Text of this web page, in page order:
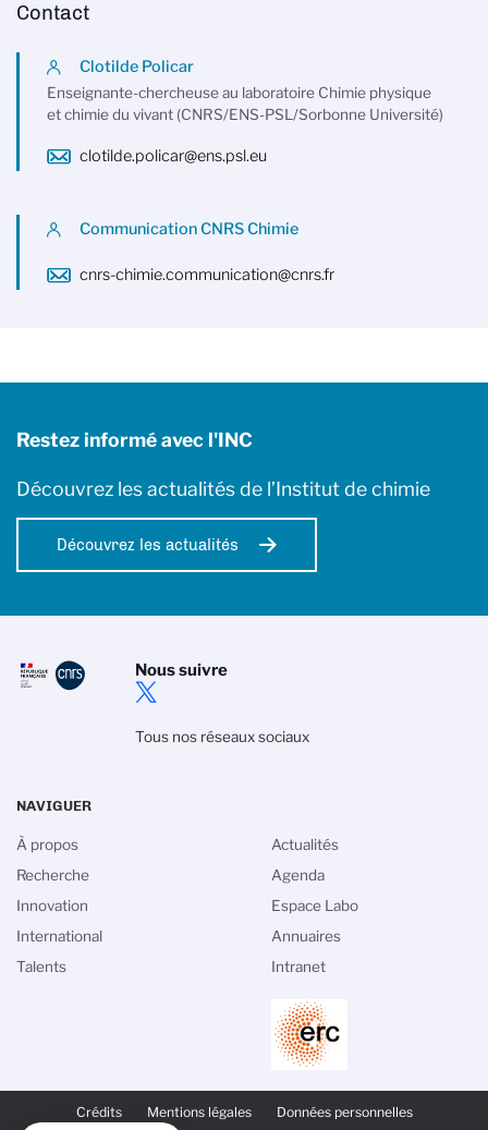
Contact
Clotilde Policar
Enseignante-chercheuse au laboratoire Chimie physique
et chimie du vivant (CNRS/ENS-PSL/Sorbonne Université)
clotilde.policar@ens.psl.eu
Communication CNRS Chimie
cnrs-chimie.communication@cnrs.fr
Restez informé avec l'INC
Découvrez les actualités de l’Institut de chimie
Découvrez les actualités
Nous suivre
Tous nos réseaux sociaux
PAGE
Crédits Mentions légales Données personnelles
NAVIGUER
À propos
Recherche
Innovation
International
Talents
Actualités
Agenda
Espace Labo
Annuaires
Intranet